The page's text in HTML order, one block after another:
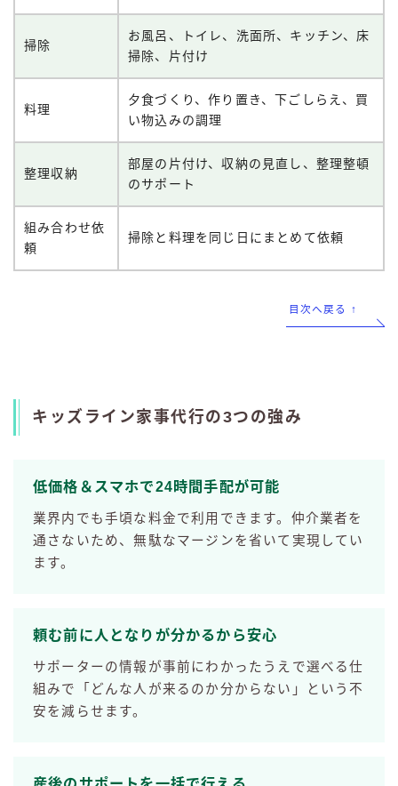
掃除
お風呂、トイレ、洗面所、キッチン、床
掃除、片付け
料理
夕食づくり、作り置き、下ごしらえ、買
い物込みの調理
整理収納
部屋の片付け、収納の見直し、整理整頓
のサポート
組み合わせ依
頼
掃除と料理を同じ日にまとめて依頼
目次へ戻る ↑
キッズライン家事代行の3つの強み
低価格＆スマホで24時間手配が可能
業界内でも手頃な料金で利用できます。仲介業者を
通さないため、無駄なマージンを省いて実現してい
ます。
頼む前に人となりが分かるから安心
サポーターの情報が事前にわかったうえで選べる仕
組みで「どんな人が来るのか分からない」という不
安を減らせます。